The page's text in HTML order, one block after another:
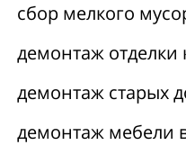
сбор мелкого
демонтаж отделки
демонтаж старых
демонтаж мебели